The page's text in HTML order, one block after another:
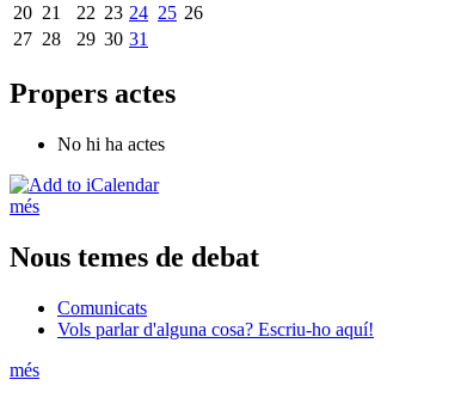
20 21 22 23 24 25 26
27 28 29 30 31
Propers actes
No hi ha actes
més
Nous temes de debat
Comunicats
Vols parlar d'alguna cosa? Escriu-ho aquí!
més